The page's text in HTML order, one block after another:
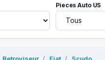
Pieces Auto US
Retroviseur Fiat Scudo